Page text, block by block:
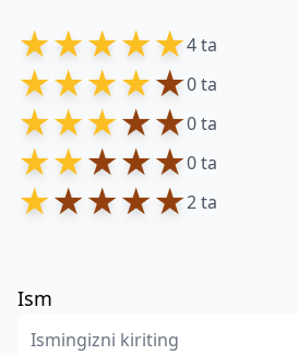
★★★★★4 ta
★★★★★0 ta
★★★★★0 ta
★★★★★0 ta
★★★★★2 ta
Ism